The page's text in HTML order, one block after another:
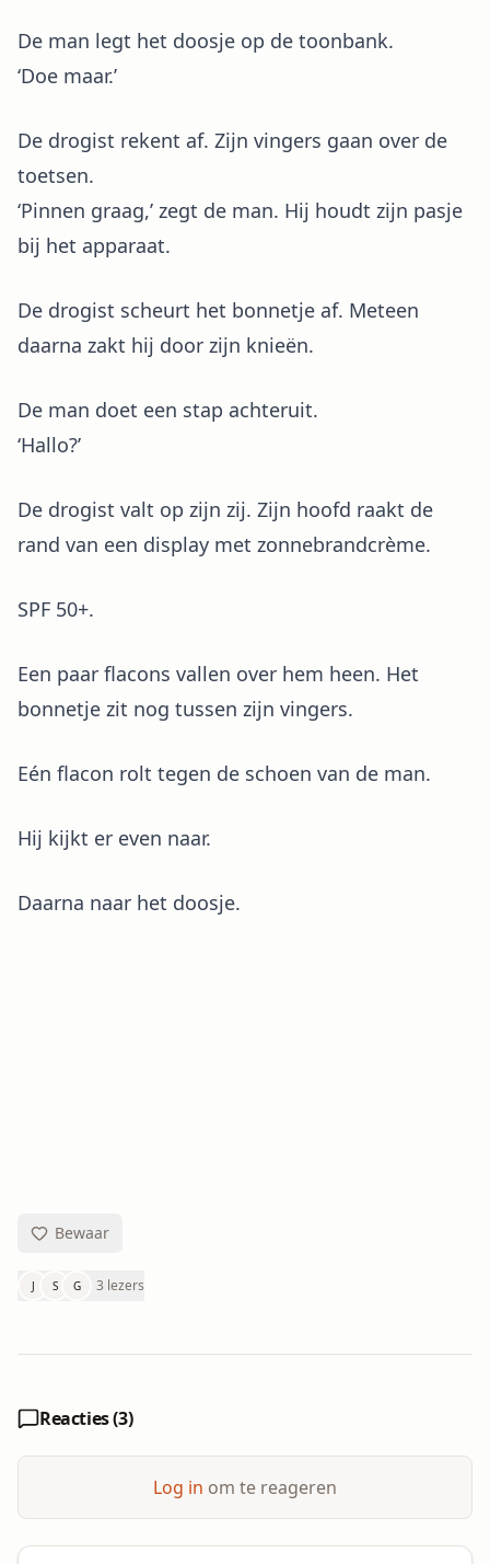
De man legt het doosje op de toonbank.
‘Doe maar.’
De drogist rekent af. Zijn vingers gaan over de
toetsen.
‘Pinnen graag,’ zegt de man. Hij houdt zijn pasje
bij het apparaat.
De drogist scheurt het bonnetje af. Meteen
daarna zakt hij door zijn knieën.
De man doet een stap achteruit.
‘Hallo?’
De drogist valt op zijn zij. Zijn hoofd raakt de
rand van een display met zonnebrandcrème.
SPF 50+.
Een paar flacons vallen over hem heen. Het
bonnetje zit nog tussen zijn vingers.
Eén flacon rolt tegen de schoen van de man.
Hij kijkt er even naar.
Daarna naar het doosje.
Bewaar
J S G 3 lezers
Reacties (3)
Log in om te reageren